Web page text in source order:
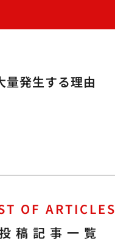
量発生する理由
OF ARTICLES
稿記事一覧